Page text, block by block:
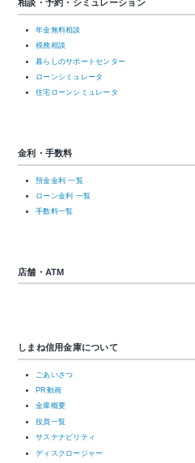
相談・予約・シミュレーション
年金無料相談
税務相談
暮らしのサポートセンター
ローンシミュレータ
住宅ローンシミュレータ
金利・手数料
預金金利 一覧
ローン金利 一覧
手数料一覧
店舗・ATM
しまね信用金庫について
ごあいさつ
PR動画
金庫概要
役員一覧
サステナビリティ
ディスクロージャー